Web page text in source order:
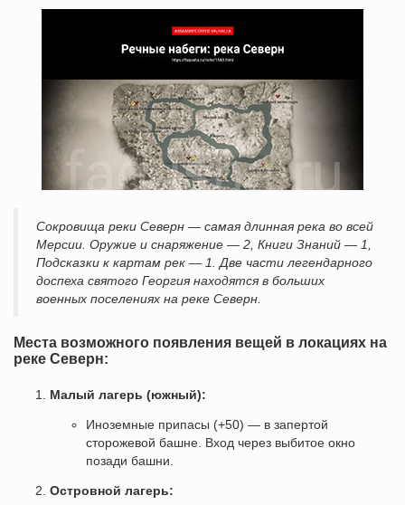
Сокровища реки Северн — самая длинная река во всей
Мерсии. Оружие и снаряжение — 2, Книги Знаний — 1,
Подсказки к картам рек — 1. Две части легендарного
доспеха святого Георгия находятся в больших
военных поселениях на реке Северн.
Места возможного появления вещей в локациях на
реке Северн:
Малый лагерь (южный):
Иноземные припасы (+50) — в запертой
сторожевой башне. Вход через выбитое окно
позади башни.
Островной лагерь: